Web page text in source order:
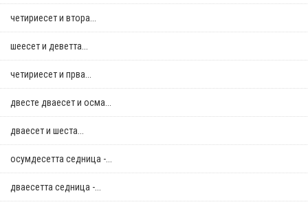
четириесет и втора...
шеесет и деветта...
четириесет и прва...
двестe дваесет и осма...
дваесет и шеста...
осумдесетта седница -...
дваесетта седница -...